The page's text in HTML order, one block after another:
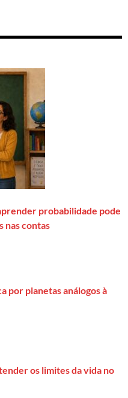
probabilidade pode
nas contas
por planetas análogos à
os limites da vida no